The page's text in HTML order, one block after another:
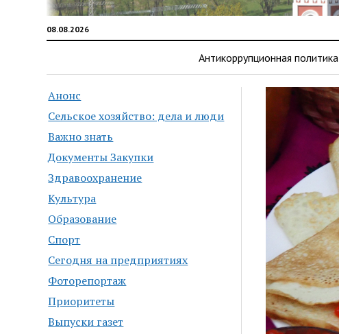
08.08.2026
Антикоррупционная политика
Анонс
Сельское хозяйство: дела и люди
Важно знать
Документы Закупки
Здравоохранение
Культура
Образование
Спорт
Сегодня на предприятиях
Фоторепортаж
Приоритеты
Выпуски газет